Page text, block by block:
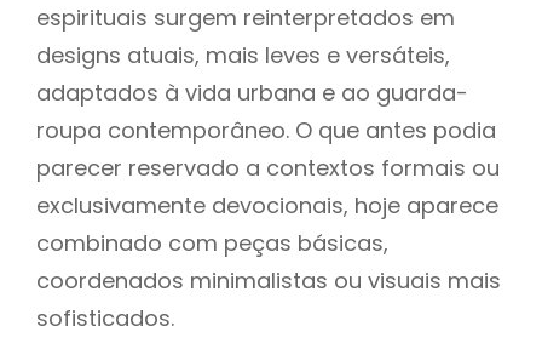
espirituais surgem reinterpretados em
designs atuais, mais leves e versáteis,
adaptados à vida urbana e ao guarda-
roupa contemporâneo. O que antes podia
parecer reservado a contextos formais ou
exclusivamente devocionais, hoje aparece
combinado com peças básicas,
coordenados minimalistas ou visuais mais
sofisticados.